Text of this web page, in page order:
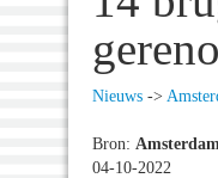
Nieuws ->
Bron:
04-10-2022